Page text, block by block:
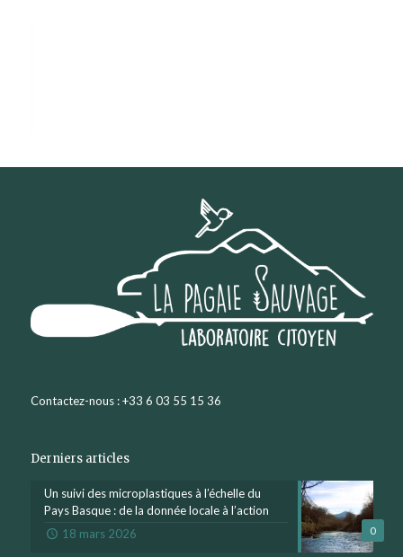
Contactez-nous : +33 6 03 55 15 36
Derniers articles
0
Un suivi des microplastiques à l’échelle du
Pays Basque : de la donnée locale à l’action
18 mars 2026